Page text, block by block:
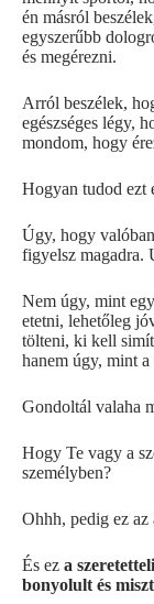
én másról
egyszerűbb
és megérezni.
Arról beszélek,
egészséges légy,
mondom, hogy
Hogyan tudod ezt
Úgy, hogy
figyelsz magadra.
Nem úgy, mint
etetni, lehetőleg
tölteni, ki kell
hanem úgy, mint a
Gondoltál valaha
Hogy Te vagy a
személyben?
Ohhh, pedig ez
És ez a
bonyolult és